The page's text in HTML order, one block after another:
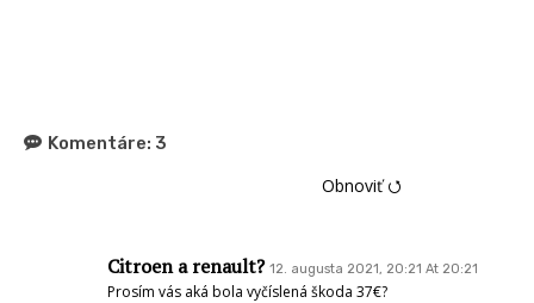
Komentáre: 3
Obnoviť ⭯
Citroen a renault? 12. augusta 2021, 20:21 At 20:21
Prosím vás aká bola vyčíslená škoda 37€?